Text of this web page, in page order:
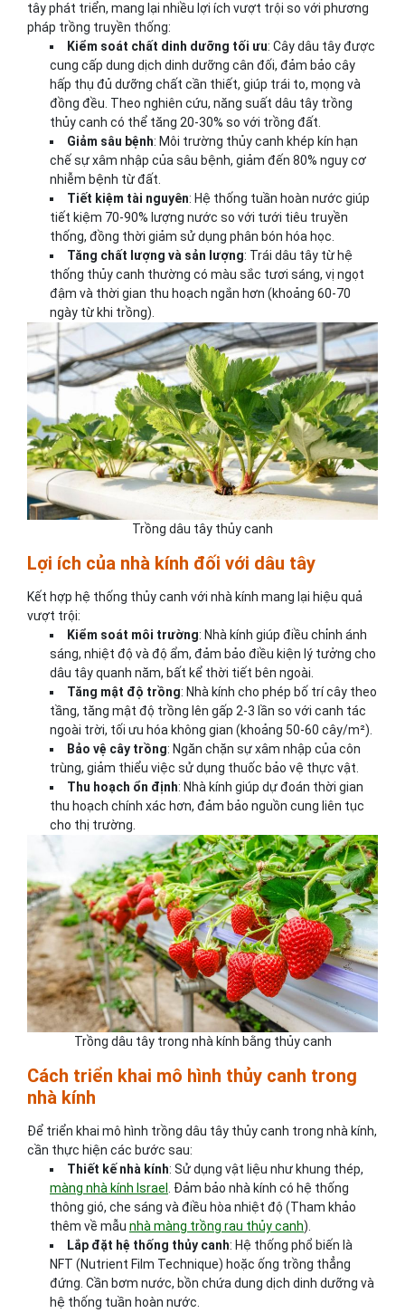
tây phát triển, mang lại nhiều lợi ích vượt trội so với phương
pháp trồng truyền thống:
Kiểm soát chất dinh dưỡng tối ưu: Cây dâu tây được
cung cấp dung dịch dinh dưỡng cân đối, đảm bảo cây
hấp thụ đủ dưỡng chất cần thiết, giúp trái to, mọng và
đồng đều. Theo nghiên cứu, năng suất dâu tây trồng
thủy canh có thể tăng 20-30% so với trồng đất.
Giảm sâu bệnh: Môi trường thủy canh khép kín hạn
chế sự xâm nhập của sâu bệnh, giảm đến 80% nguy cơ
nhiễm bệnh từ đất.
Tiết kiệm tài nguyên: Hệ thống tuần hoàn nước giúp
tiết kiệm 70-90% lượng nước so với tưới tiêu truyền
thống, đồng thời giảm sử dụng phân bón hóa học.
Tăng chất lượng và sản lượng: Trái dâu tây từ hệ
thống thủy canh thường có màu sắc tươi sáng, vị ngọt
đậm và thời gian thu hoạch ngắn hơn (khoảng 60-70
ngày từ khi trồng).
Trồng dâu tây thủy canh
Lợi ích của nhà kính đối với dâu tây
Kết hợp hệ thống thủy canh với nhà kính mang lại hiệu quả
vượt trội:
Kiểm soát môi trường: Nhà kính giúp điều chỉnh ánh
sáng, nhiệt độ và độ ẩm, đảm bảo điều kiện lý tưởng cho
dâu tây quanh năm, bất kể thời tiết bên ngoài.
Tăng mật độ trồng: Nhà kính cho phép bố trí cây theo
tầng, tăng mật độ trồng lên gấp 2-3 lần so với canh tác
ngoài trời, tối ưu hóa không gian (khoảng 50-60 cây/m²).
Bảo vệ cây trồng: Ngăn chặn sự xâm nhập của côn
trùng, giảm thiểu việc sử dụng thuốc bảo vệ thực vật.
Thu hoạch ổn định: Nhà kính giúp dự đoán thời gian
thu hoạch chính xác hơn, đảm bảo nguồn cung liên tục
cho thị trường.
Trồng dâu tây trong nhà kính bằng thủy canh
Cách triển khai mô hình thủy canh trong
nhà kính
Để triển khai mô hình trồng dâu tây thủy canh trong nhà kính,
cần thực hiện các bước sau:
Thiết kế nhà kính: Sử dụng vật liệu như khung thép,
màng nhà kính Israel
. Đảm bảo nhà kính có hệ thống
thông gió, che sáng và điều hòa nhiệt độ (Tham khảo
thêm về mẫu nhà màng trồng rau thủy canh).
Lắp đặt hệ thống thủy canh: Hệ thống phổ biến là
NFT (Nutrient Film Technique) hoặc ống trồng thẳng
đứng. Cần bơm nước, bồn chứa dung dịch dinh dưỡng và
hệ thống tuần hoàn nước.